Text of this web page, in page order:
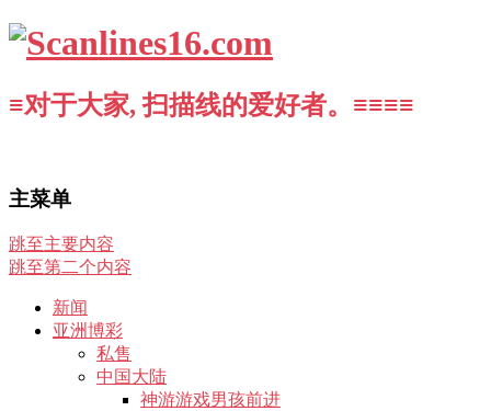
≡对于大家, 扫描线的爱好者。≡≡≡≡
主菜单
跳至主要内容
跳至第二个内容
新闻
亚洲博彩
私售
中国大陆
神游游戏男孩前进